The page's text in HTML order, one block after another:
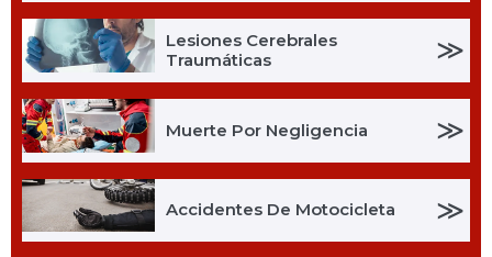
Lesiones Cerebrales
Traumáticas
≫
Muerte Por Negligencia ≫
Accidentes De Motocicleta ≫